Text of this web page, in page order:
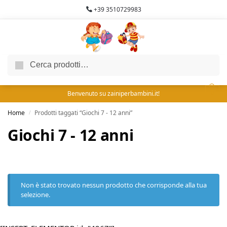
+39 3510729983
Benvenuto su zainiperbambini.it!
Home / Prodotti taggati “Giochi 7 - 12 anni”
Giochi 7 - 12 anni
Non è stato trovato nessun prodotto che corrisponde alla tua
selezione.